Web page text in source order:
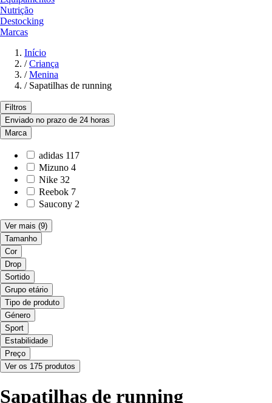
Nutrição
Destocking
Marcas
Início
/ Criança
/ Menina
/ Sapatilhas de running
Filtros
Enviado no prazo de 24 horas
Marca
adidas 117
Mizuno 4
Nike 32
Reebok 7
Saucony 2
Ver mais (9)
Tamanho
Cor
Drop
Sortido
Grupo etário
Tipo de produto
Género
Sport
Estabilidade
Preço
Ver os 175 produtos
Sapatilhas de running